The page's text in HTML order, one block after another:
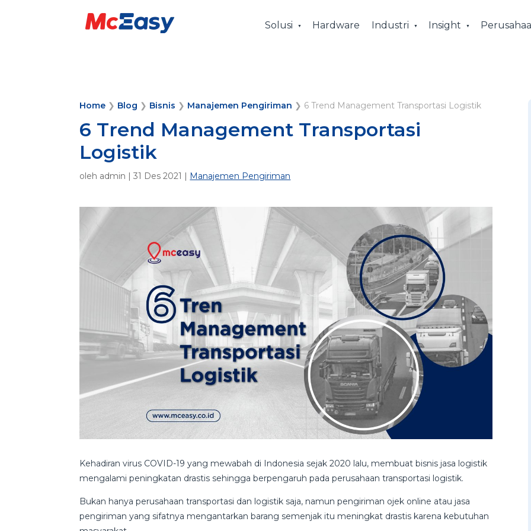
Solusi Hardware Industri Insight
Home ❯ Blog ❯ Bisnis ❯ Manajemen Pengiriman ❯ 6 Trend Management Transportasi Logistik
6 Trend Management Transportasi
Logistik
oleh admin |31 Des 2021 | Manajemen Pengiriman
Kehadiran virus COVID-19 yang mewabah di Indonesia sejak 2020 lalu, membuat bisnis jasa logistik
mengalami peningkatan drastis sehingga berpengaruh pada perusahaan transportasi logistik.
Bukan hanya perusahaan transportasi dan logistik saja, namun pengiriman ojek online atau jasa
pengiriman yang sifatnya mengantarkan barang semenjak itu meningkat drastis karena kebutuhan